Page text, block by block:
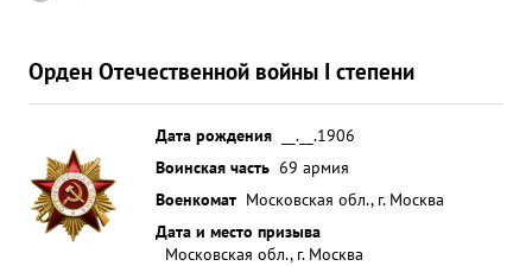
Орден Отечественной войны I степени
Дата рождения
__.__.1906
Воинская часть 69 армия
Военкомат Московская обл., г. Москва
Дата и место призыва
Московская обл., г. Москва